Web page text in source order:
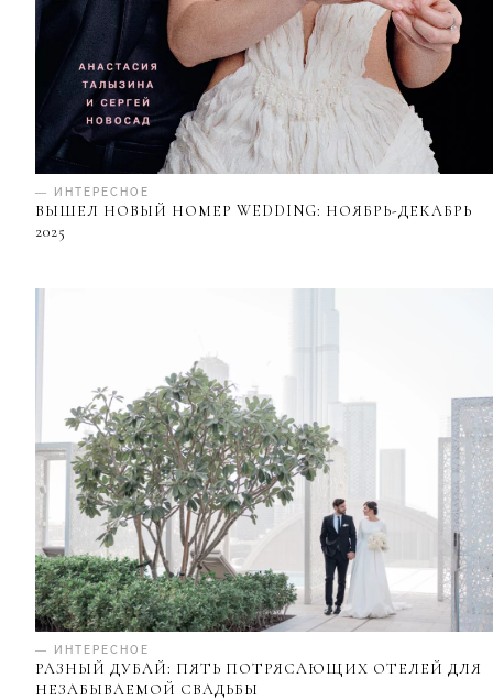
— ИНТЕРЕСНОЕ
ВЫШЕЛ НОВЫЙ НОМЕР WEDDING: НОЯБРЬ-ДЕКАБРЬ
2025
— ИНТЕРЕСНОЕ
РАЗНЫЙ ДУБАЙ: ПЯТЬ ПОТРЯСАЮЩИХ ОТЕЛЕЙ ДЛЯ
НЕЗАБЫВАЕМОЙ СВАДЬБЫ